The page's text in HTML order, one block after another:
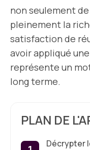
non seulement
pleinement la
satisfaction de
avoir appliqué
représente un
long terme.
PLAN DE
Décrypter